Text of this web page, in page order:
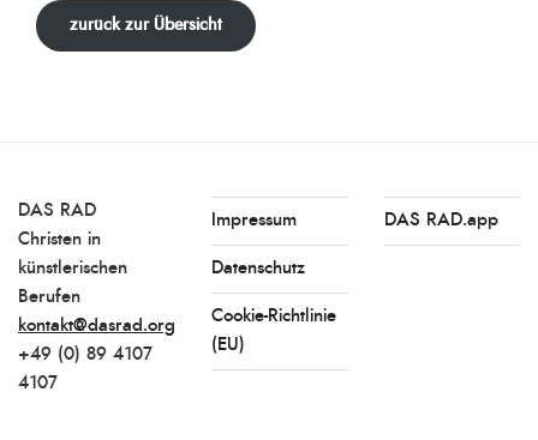
zurück zur Übersicht
DAS RAD
Christen in
künstlerischen
Berufen
kontakt@dasrad.org
+49 (0) 89 4107
4107
Impressum
Datenschutz
Cookie-Richtlinie
(EU)
DAS RAD.app